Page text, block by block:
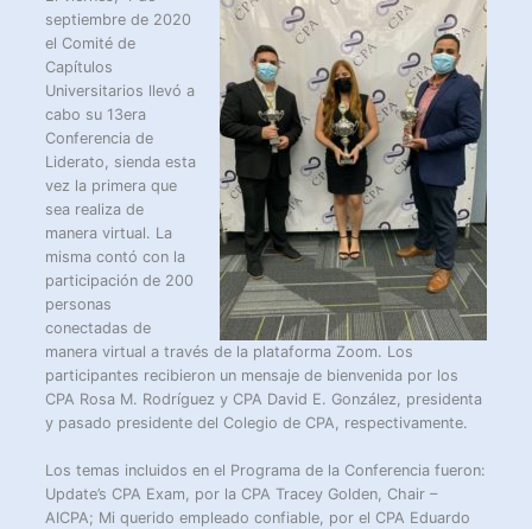
septiembre de 2020
el Comité de
Capítulos
Universitarios llevó a
cabo su 13era
Conferencia de
Liderato, sienda esta
vez la primera que
sea realiza de
manera virtual. La
misma contó con la
participación de 200
personas
conectadas de
manera virtual a través de la plataforma Zoom. Los
participantes recibieron un mensaje de bienvenida por los
CPA Rosa M. Rodríguez y CPA David E. González, presidenta
y pasado presidente del Colegio de CPA, respectivamente.
Los temas incluidos en el Programa de la Conferencia fueron:
Update’s CPA Exam, por la CPA Tracey Golden, Chair –
AICPA; Mi querido empleado confiable, por el CPA Eduardo